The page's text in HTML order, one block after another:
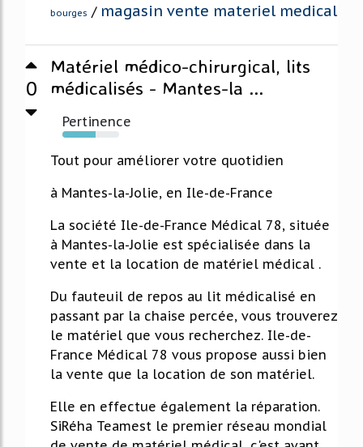
bourges / magasin vente materiel medical
0
Matériel médico-chirurgical, lits
médicalisés - Mantes-la ...
Pertinence
59%
Tout pour améliorer votre quotidien
à Mantes-la-Jolie, en Ile-de-France
La société Ile-de-France Médical 78, située
à Mantes-la-Jolie est spécialisée dans la
vente et la location de matériel médical .
Du fauteuil de repos au lit médicalisé en
passant par la chaise percée, vous trouverez
le matériel que vous recherchez. Ile-de-
France Médical 78 vous propose aussi bien
la vente que la location de son matériel.
Elle en effectue également la réparation.
SiRéha Teamest le premier réseau mondial